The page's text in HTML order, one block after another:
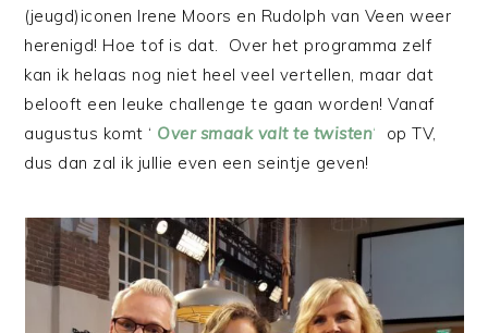
(jeugd)iconen Irene Moors en Rudolph van Veen weer
herenigd! Hoe tof is dat. Over het programma zelf
kan ik helaas nog niet heel veel vertellen, maar dat
belooft een leuke challenge te gaan worden! Vanaf
augustus komt ‘ Over smaak valt te twisten‘ op TV,
dus dan zal ik jullie even een seintje geven!